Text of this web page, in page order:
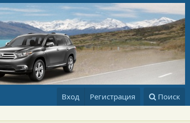
Вход Регистрация Поиск